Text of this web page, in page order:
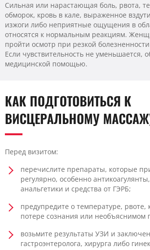
Сильная или нарастающая боль, рвота,
обморок, кровь в кале, выраженное
изжоги либо неприятные ощущения в
относятся к нормальным реакциям.
пройти осмотр при резкой
Если чувствительность не уменьшается,
медицинской помощью.
КАК ПОДГОТОВИТЬСЯ К
ВИСЦЕРАЛЬНОМУ
Перед визитом:
перечислите препараты, которые
регулярно, особенно
анальгетики и средства от ГЭРБ;
предупредите о температуре, рвоте,
потере сознания или необъяснимом
возьмите результаты УЗИ и
гастроэнтеролога, хирурга либо